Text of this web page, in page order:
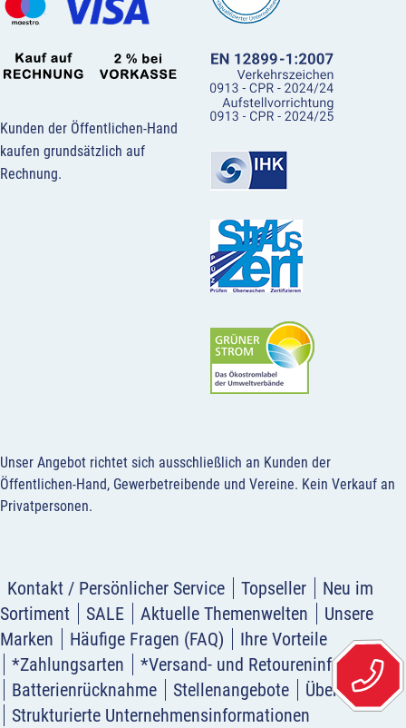
Kunden der Öffentlichen-Hand
kaufen grundsätzlich auf
Rechnung.
Unser Angebot richtet sich ausschließlich an Kunden der
Öffentlichen-Hand, Gewerbetreibende und Vereine. Kein Verkauf an
Privatpersonen.
Kontakt / Persönlicher Service Topseller
Neu im
Sortiment
SALE Aktuelle Themenwelten
Unsere
Marken
Häufige Fragen (FAQ)
Ihre Vorteile
*Zahlungsarten
*Versand- und Retoureninformation
Batterienrücknahme
Stellenangebote
Über uns
Strukturierte Unternehmensinformationen